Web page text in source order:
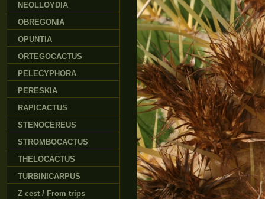
NEOLLOYDIA
OBREGONIA
OPUNTIA
ORTEGOCACTUS
PELECYPHORA
PERESKIA
RAPICACTUS
STENOCEREUS
STROMBOCACTUS
THELOCACTUS
TURBINICARPUS
Z cest / From trips